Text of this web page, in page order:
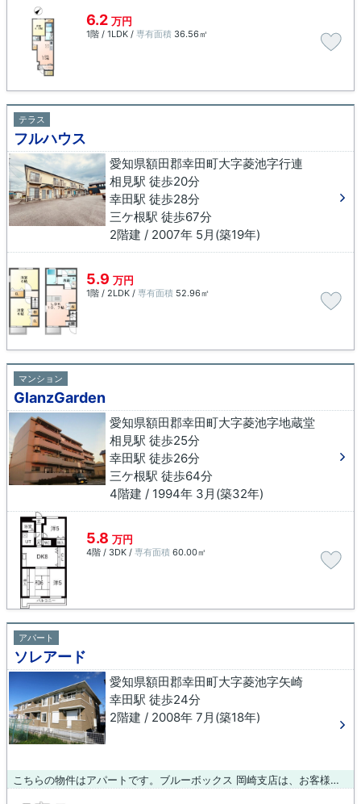
6.2 万円
1階 / 1LDK / 専有面積 36.56㎡
テラス
フルハウス
愛知県額田郡幸田町大字菱池字行連
相見駅 徒歩20分
幸田駅 徒歩28分
三ケ根駅 徒歩67分
2階建 / 2007年 5月(築19年)
5.9 万円
1階 / 2LDK / 専有面積 52.96㎡
マンション
GlanzGarden
愛知県額田郡幸田町大字菱池字地蔵堂
相見駅 徒歩25分
幸田駅 徒歩26分
三ケ根駅 徒歩64分
4階建 / 1994年 3月(築32年)
5.8 万円
4階 / 3DK / 専有面積 60.00㎡
アパート
ソレアード
愛知県額田郡幸田町大字菱池字矢崎
幸田駅 徒歩24分
2階建 / 2008年 7月(築18年)
こちらの物件はアパートです。ブルーボックス 岡崎支店は、お客様が希望する条件の物件に出会えるよう全力でサポート致します。どうぞご利用ください。